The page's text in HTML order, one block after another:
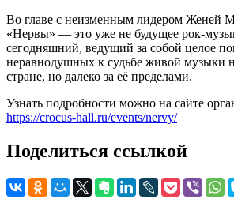
Во главе с неизменным лидером Женей
«Нервы» — это уже не будущее рок-
сегодняшний, ведущий за собой целое
неравнодушных к судьбе живой музыки
стране, но далеко за её пределами.
Узнать подробности можно на сайте
https://crocus-hall.ru/events/nervy/
Поделиться ссылкой